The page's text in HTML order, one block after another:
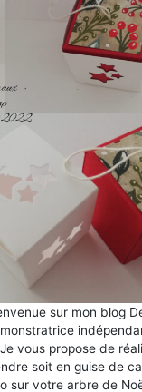
sur mon blog
vous propose de
soit en guise de
sur votre arbre de